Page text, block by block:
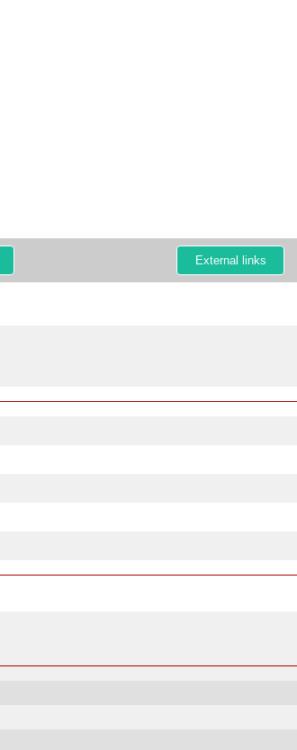
External links